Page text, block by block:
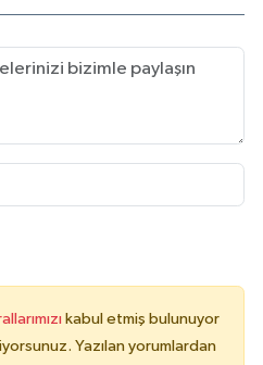
kabul etmiş bulunuyor
Yazılan yorumlardan